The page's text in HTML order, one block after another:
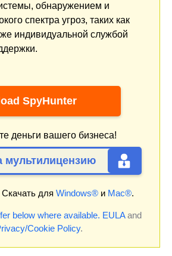
обнаружением и
спектра угроз, таких как
индивидуальной службой
SpyHunter
деньги вашего бизнеса!
мультилицензию
для Windows®и Mac®.
below where available. EULAand
Cookie Policy.